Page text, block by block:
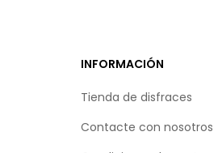
INFORMACIÓN
Tienda de disfraces
Contacte con nosotros